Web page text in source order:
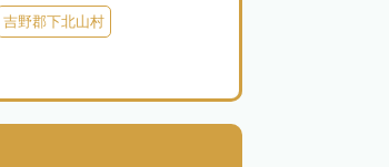
吉野郡下北山村